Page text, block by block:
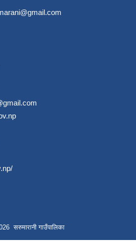
सरुमारानी गाउँपालिका